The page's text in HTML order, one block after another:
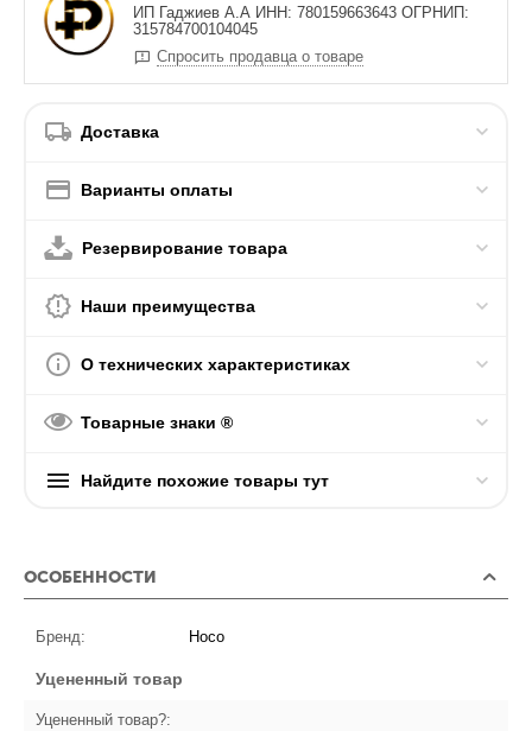
ИП Гаджиев А.А ИНН: 780159663643 ОГРНИП:
315784700104045
Спросить продавца о товаре
Доставка
Варианты оплаты
Резервирование товара
Наши преимущества
О технических характеристиках
Товарные знаки ®
Найдите похожие товары тут
ОСОБЕННОСТИ
Бренд: Hoco
Уцененный товар
Уцененный товар?: